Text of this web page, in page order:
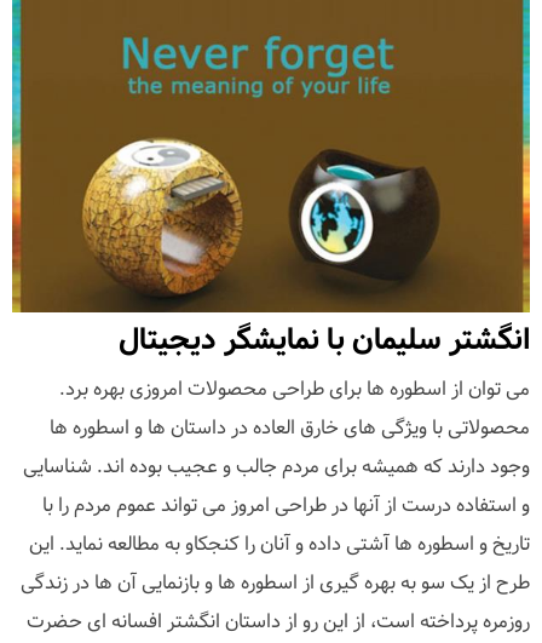
انگشتر سلیمان با نمایشگر دیجیتال
می توان از اسطوره ها برای طراحی محصولات امروزی بهره برد.
محصولاتی با ویژگی های خارق العاده در داستان ها و اسطوره ها
وجود دارند که همیشه برای مردم جالب و عجیب بوده اند. شناسایی
و استفاده درست از آنها در طراحی امروز می تواند عموم مردم را با
تاریخ و اسطوره ها آشتی داده و آنان را کنجکاو به مطالعه نماید. این
طرح از یک سو به بهره گیری از اسطوره ها و بازنمایی آن ها در زندگی
روزمره پرداخته است، از این رو از داستان انگشتر افسانه ای حضرت